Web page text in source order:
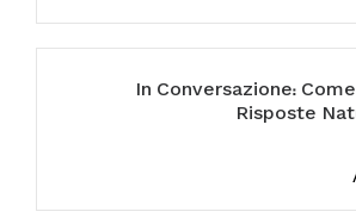
In Conversazione:
Risposte